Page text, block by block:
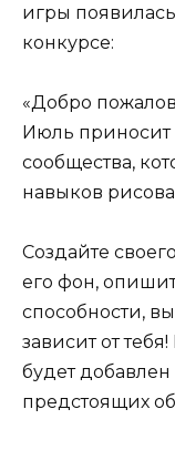
игры
конкурсе:
«Добро
Июль
сообщества,
навыков
Создайте
его фон,
способности,
зависит от
будет
предстоящих